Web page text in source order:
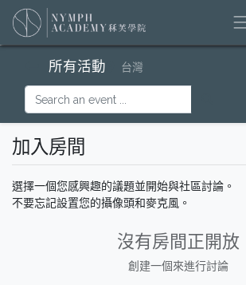
所有活動 台灣
加入房間
選擇一個您感興趣的議題並開始與社區討論。
不要忘記設置您的攝像頭和麥克風。
沒有房間正開放
創建一個來進行討論